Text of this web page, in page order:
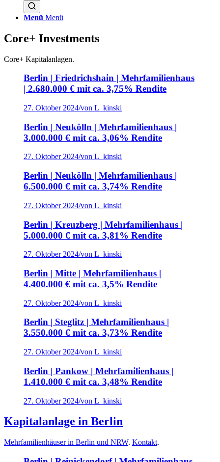
Menü Menü
Core+ Investments
Core+ Kapitalanlagen.
Berlin | Friedrichshain | Mehrfamilienhaus
| 2.680.000 € mit ca. 3,75% Rendite
27. Oktober 2024/von L_kinski
Berlin | Neukölln | Mehrfamilienhaus |
3.000.000 € mit ca. 3,06% Rendite
27. Oktober 2024/von L_kinski
Berlin | Neukölln | Mehrfamilienhaus |
6.500.000 € mit ca. 3,74% Rendite
27. Oktober 2024/von L_kinski
Berlin | Kreuzberg | Mehrfamilienhaus |
5.000.000 € mit ca. 3,81% Rendite
27. Oktober 2024/von L_kinski
Berlin | Mitte | Mehrfamilienhaus |
4.400.000 € mit ca. 3,5% Rendite
27. Oktober 2024/von L_kinski
Berlin | Steglitz | Mehrfamilienhaus |
3.550.000 € mit ca. 3,73% Rendite
27. Oktober 2024/von L_kinski
Berlin | Pankow | Mehrfamilienhaus |
1.410.000 € mit ca. 3,48% Rendite
27. Oktober 2024/von L_kinski
Kapitalanlage in Berlin
Mehrfamilienhäuser in Berlin und NRW. Kontakt.